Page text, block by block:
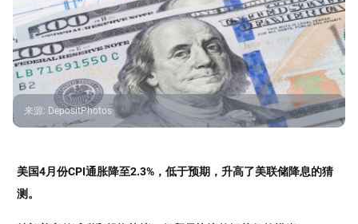
来源: DepositPhotos
美国4月份CPI通胀降至2.3%，低于预期，升高了美联储降息的猜
测。